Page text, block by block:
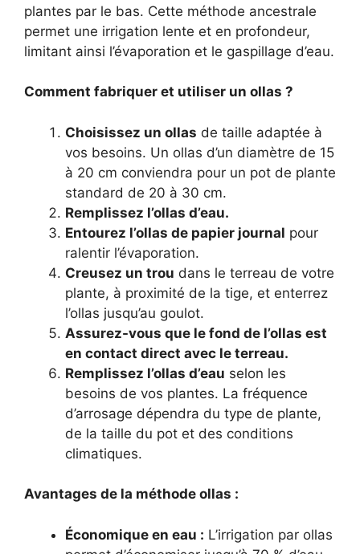
plantes par le bas. Cette méthode ancestrale
permet une irrigation lente et en profondeur,
limitant ainsi l’évaporation et le gaspillage d’eau.
Comment fabriquer et utiliser un ollas ?
Choisissez un ollas de taille adaptée à
vos besoins. Un ollas d’un diamètre de 15
à 20 cm conviendra pour un pot de plante
standard de 20 à 30 cm.
Remplissez l’ollas d’eau.
Entourez l’ollas de papier journal pour
ralentir l’évaporation.
Creusez un trou dans le terreau de votre
plante, à proximité de la tige, et enterrez
l’ollas jusqu’au goulot.
Assurez-vous que le fond de l’ollas est
en contact direct avec le terreau.
Remplissez l’ollas d’eau selon les
besoins de vos plantes. La fréquence
d’arrosage dépendra du type de plante,
de la taille du pot et des conditions
climatiques.
Avantages de la méthode ollas :
Économique en eau : L’irrigation par ollas